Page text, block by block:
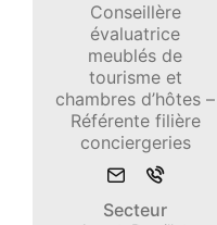
Conseillère
évaluatrice
meublés de
tourisme et
chambres d’hôtes –
Référente filière
conciergeries
Envoyer
mail
Appeler
Secteur